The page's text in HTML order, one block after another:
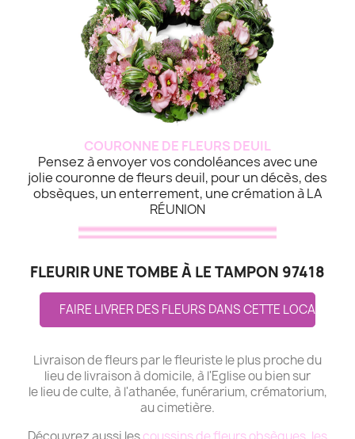
COURONNE DE FLEURS DEUIL
Pensez à envoyer vos condoléances avec une
jolie couronne de fleurs deuil, pour un décès, des
obsèques, un enterrement, une crémation à LA
RÉUNION
FLEURIR UNE TOMBE À LE TAMPON 97418
FAIRE LIVRER DES FLEURS DANS CETTE LOCALITE
Livraison de fleurs par le fleuriste le plus proche du
lieu de livraison à domicile, à l'Eglise ou bien sur
le lieu de culte, à l'athanée, funérarium, crématorium,
au cimetière.